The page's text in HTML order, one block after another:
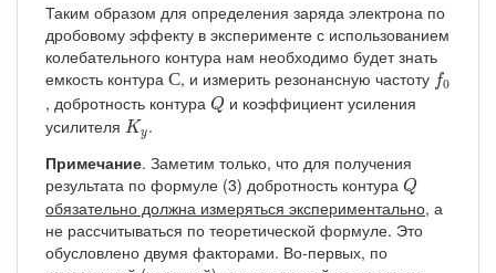
Таким образом для определения заряда электрона по
дробовому эффекту в эксперименте с использованием
колебательного контура нам необходимо будет знать
емкость контура С
С, и измерить резонансную частоту f0
f0
, добротность контура Q
Q и коэффициент усиления
усилителя Ky
Ky .
Примечание. Заметим только, что для получения
результата по формуле (3) добротность контура Q
Q
обязательно должна измеряться экспериментально, а
не рассчитываться по теоретической формуле. Это
обусловлено двумя факторами. Во-первых, по